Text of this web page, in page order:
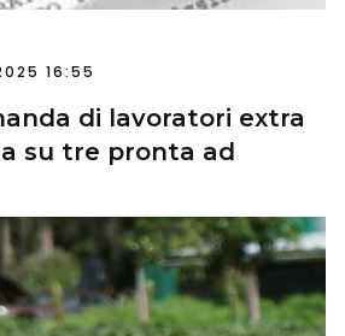
16:55
di lavoratori extra
su tre pronta ad